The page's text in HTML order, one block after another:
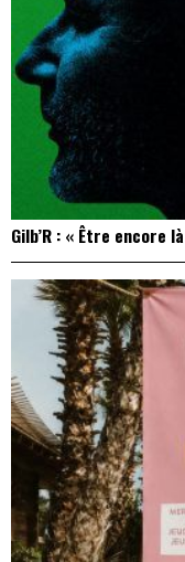
Gilb’R : « Être encore